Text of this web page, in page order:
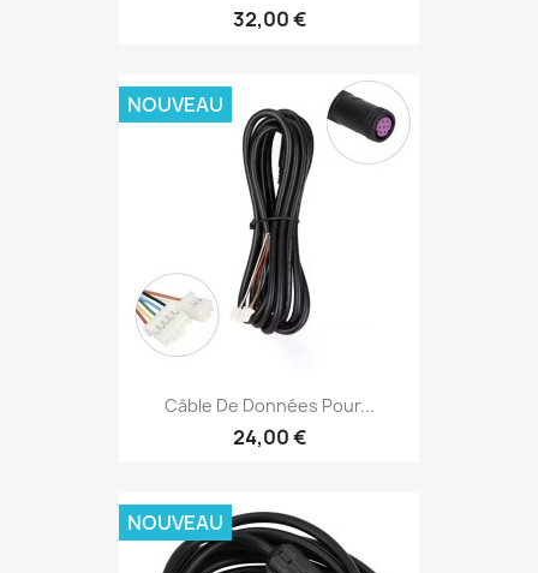
32,00 €
Câble De Données Pour...
24,00 €
NOUVEAU
NOUVEAU